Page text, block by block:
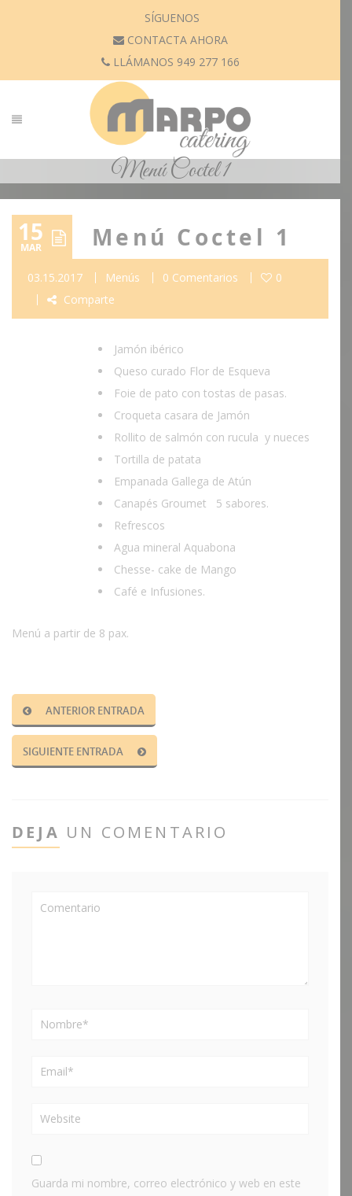
SÍGUENOS
CONTACTA AHORA
LLÁMANOS 949 277 166
Menú Coctel 1
15
MAR Menú Coctel 1
03.15.2017 Menús 0 Comentarios
0
Comparte
Jamón ibérico
Queso curado Flor de Esqueva
Foie de pato con tostas de pasas.
Croqueta casara de Jamón
Rollito de salmón con rucula y nueces
Tortilla de patata
Empanada Gallega de Atún
Canapés Groumet 5 sabores.
Refrescos
Agua mineral Aquabona
Chesse- cake de Mango
Café e Infusiones.
Menú a partir de 8 pax.
ANTERIOR ENTRADA
SIGUIENTE ENTRADA
DEJA UN COMENTARIO
Guarda mi nombre, correo electrónico y web en este